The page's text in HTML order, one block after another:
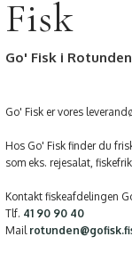
Fisk​
Go' Fisk i Rotunden
Go' Fisk er vores
Hos Go' Fisk finder du
som eks. rejesalat,
Kontakt fiskeafdelingen
Tlf. 41 90 90 40
Mail